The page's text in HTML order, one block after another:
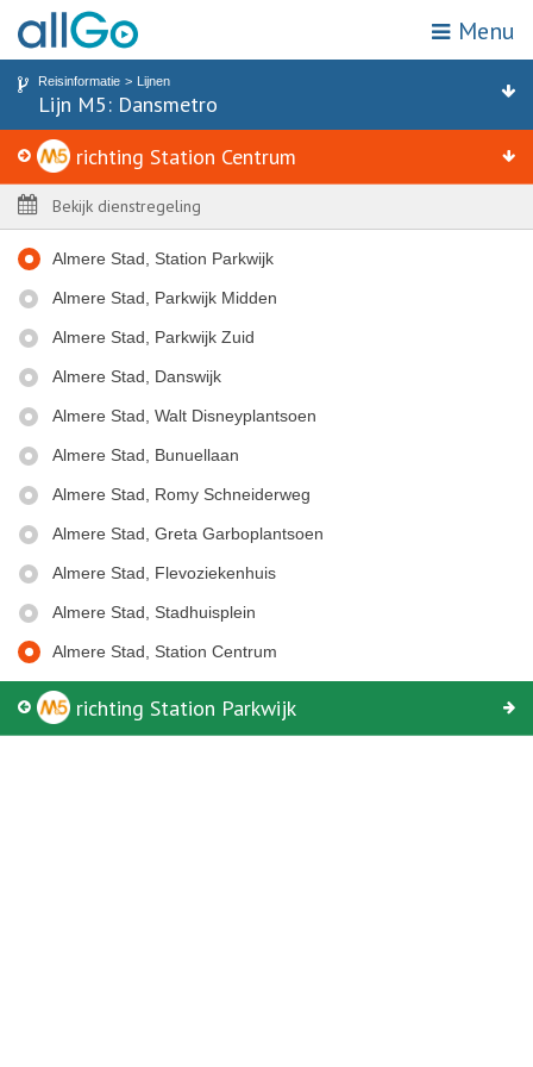
Menu
Home
Vervoerbewijzen
Reisinformatie
Acties
Webshop
Klantenservice
Kies een reisgebied
Begin
Eind
Zoek op halte of adres
Attracties & bestemmingen
Reisinformatie Lijnen
Lijn M5: Dansmetro
richting Station Centrum
Bekijk dienstregeling
Almere Stad, Station Parkwijk
Almere Stad, Parkwijk Midden
Almere Stad, Parkwijk Zuid
Almere Stad, Danswijk
Almere Stad, Walt Disneyplantsoen
Almere Stad, Bunuellaan
Almere Stad, Romy Schneiderweg
Almere Stad, Greta Garboplantsoen
Almere Stad, Flevoziekenhuis
Almere Stad, Stadhuisplein
Almere Stad, Station Centrum
richting Station Parkwijk